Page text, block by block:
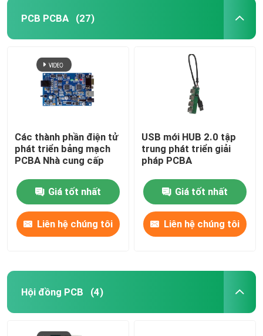
PCB PCBA (27)
Các thành phần điện tử
phát triển bảng mạch
PCBA Nhà cung cấp
Giá tốt nhất
Liên hệ chúng tôi
USB mới HUB 2.0 tập
trung phát triển giải
pháp PCBA
Giá tốt nhất
Liên hệ chúng tôi
Hội đồng PCB (4)